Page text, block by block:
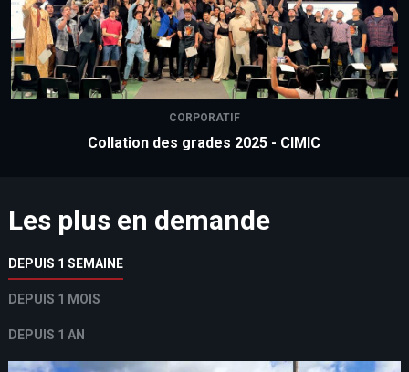
CORPORATIF
Collation des grades 2025 - CIMIC
Les plus en demande
DEPUIS 1 SEMAINE
DEPUIS 1 MOIS
DEPUIS 1 AN